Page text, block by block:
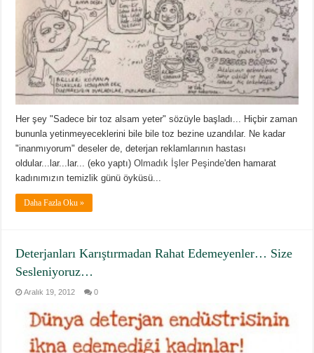
Her şey "Sadece bir toz alsam yeter" sözüyle başladı... Hiçbir zaman
bununla yetinmeyeceklerini bile bile toz bezine uzandılar. Ne kadar
"inanmıyorum" deseler de, deterjan reklamlarının hastası
oldular...lar...lar... (eko yaptı)Olmadık İşler Peşinde'den hamarat
kadınımızın temizlik günü öyküsü...
Daha Fazla Oku »
Deterjanları Karıştırmadan Rahat Edemeyenler… Size
Sesleniyoruz…
Aralık 19, 2012 0